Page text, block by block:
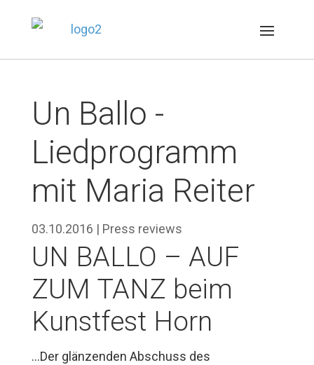
Un Ballo -
Liedprogramm
mit Maria Reiter
03.10.2016 | Press reviews
UN BALLO – AUF
ZUM TANZ beim
Kunstfest Horn
…Der glänzenden Abschuss des